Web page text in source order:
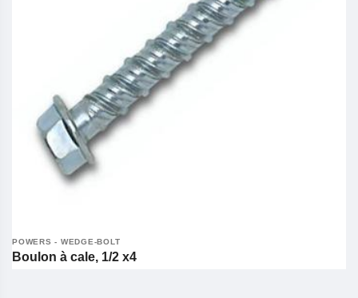
POWERS - WEDGE-BOLT
Boulon à cale, 1/2 x4